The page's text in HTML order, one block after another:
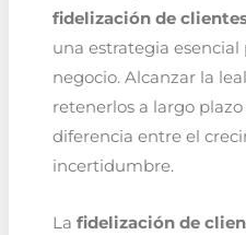
fidelización de
una estrategia esencial
negocio. Alcanzar la
retenerlos a largo
diferencia entre el
incertidumbre.
La fidelización de